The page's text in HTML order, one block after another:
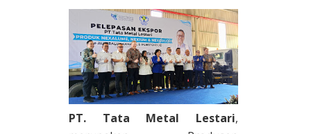
PT. Tata Metal Lestari,